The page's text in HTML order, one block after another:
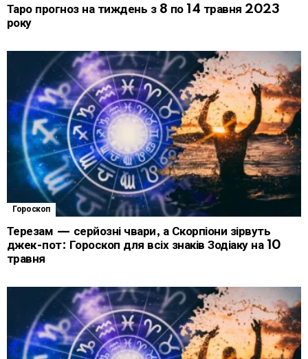
Таро прогноз на тиждень з 8 по 14 травня 2023
року
Гороскоп
Терезам — серйозні чвари, а Скорпіони зірвуть
джек-пот: Гороскоп для всіх знаків Зодіаку на 10
травня